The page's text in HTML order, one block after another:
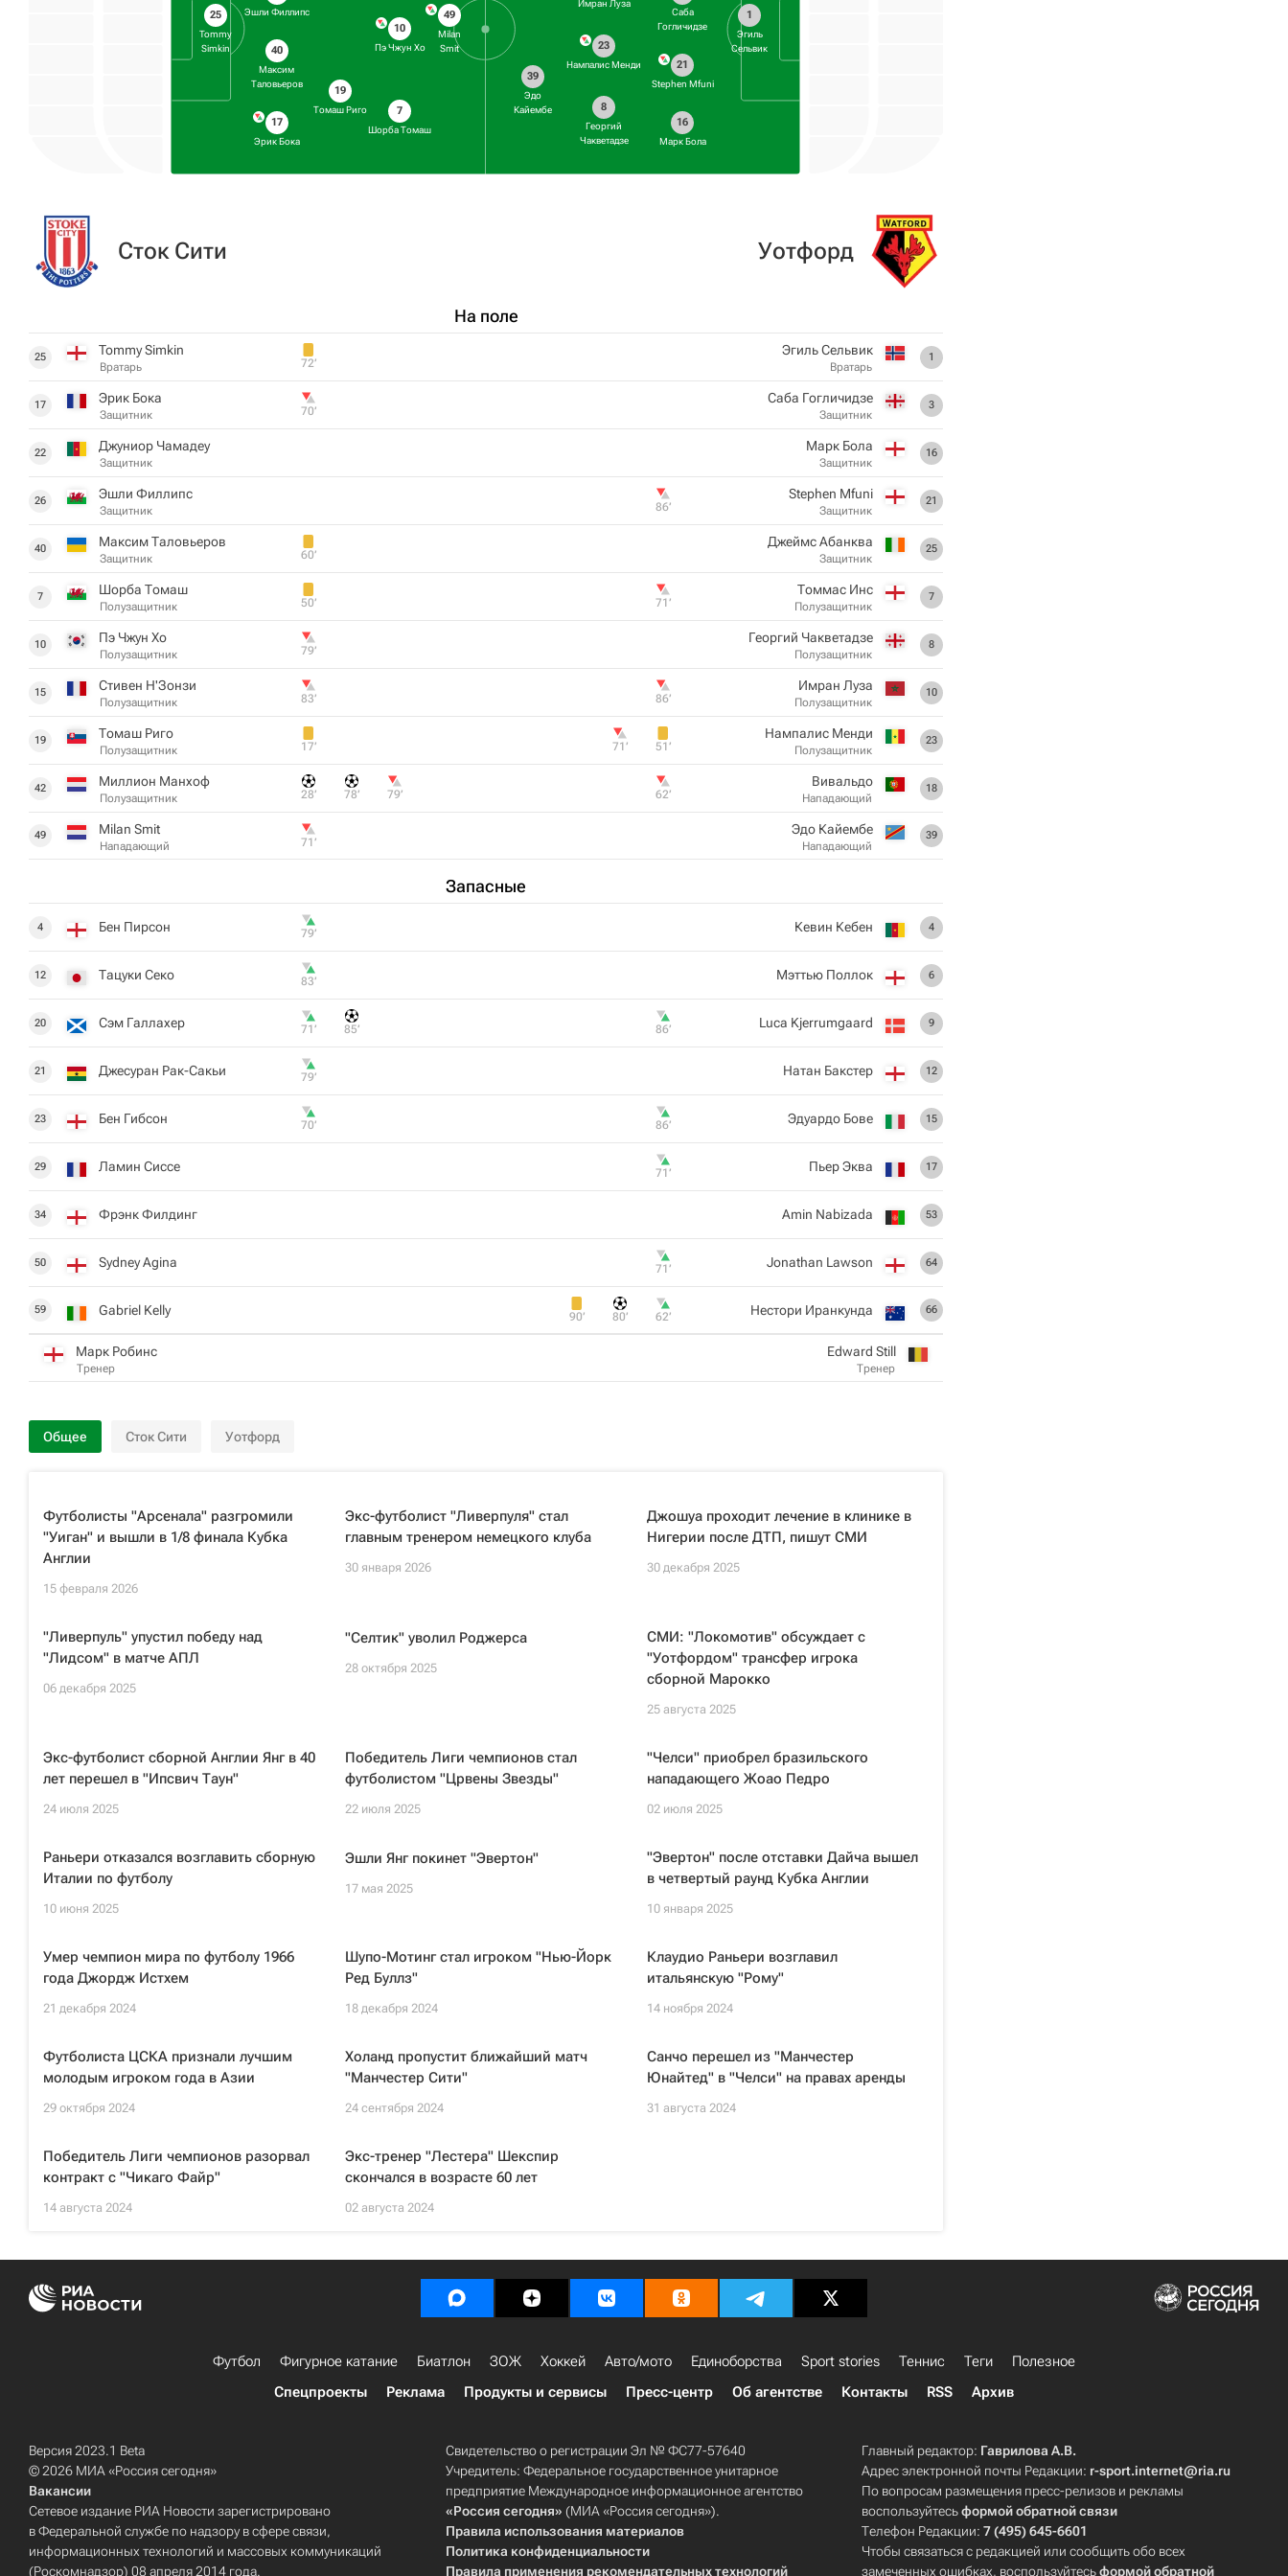
25
Tommy
Simkin
Эшли Филлипс
40
Максим
Таловьеров
17
Эрик Бока
19
Томаш Риго
10
Пэ Чжун Хо
7
Шорба Томаш
49
Milan
Smit
1
Эгиль
Сельвик
Саба
Гогличидзе
21
Stephen Mfuni
16
Марк Бола
Имран Луза
23
Нампалис Менди
8
Георгий
Чакветадзе
39
Эдо
Кайембе
Сток Сити
На поле
25 Tommy Simkin
Вратарь 72‎’‎
17 Эрик Бока
Защитник 70‎’‎
22 Джуниор Чамадеу
Защитник
26 Эшли Филлипс
Защитник
40 Максим Таловьеров
Защитник 60‎’‎
7 Шорба Томаш
Полузащитник 50‎’‎
10 Пэ Чжун Хо
Полузащитник 79‎’‎
15 Стивен Н'Зонзи
Полузащитник 83‎’‎
19 Томаш Риго
Полузащитник 17‎’‎
42 Миллион Манхоф
Полузащитник 28‎’‎ 78‎’‎ 79‎’‎
49 Milan Smit
Нападающий 71‎’‎
Запасные
4 Бен Пирсон 79‎’‎
12 Тацуки Секо 83‎’‎
20 Сэм Галлахер 71‎’‎ 85‎’‎
21 Джесуран Рак-Сакьи 79‎’‎
23 Бен Гибсон 70‎’‎
29 Ламин Сиссе
34 Фрэнк Филдинг
50 Sydney Agina
59 Gabriel Kelly
Марк Робинс
Тренер
Уотфорд
1
Эгиль Сельвик
Вратарь
3
Саба Гогличидзе
Защитник
16
Марк Бола
Защитник
21
Stephen Mfuni
Защитник
86‎’‎
25
Джеймс Абанква
Защитник
7
Томмас Инс
Полузащитник
71‎’‎
8
Георгий Чакветадзе
Полузащитник
10
Имран Луза
Полузащитник
86‎’‎
23
Нампалис Менди
Полузащитник
51‎’‎
71‎’‎
18
Вивальдо
Нападающий
62‎’‎
39
Эдо Кайембе
Нападающий
4
Кевин Кебен
6
Мэттью Поллок
9
Luca Kjerrumgaard
86‎’‎
12
Натан Бакстер
15
Эдуардо Бове
86‎’‎
17
Пьер Эква
71‎’‎
53
Amin Nabizada
64
Jonathan Lawson
71‎’‎
66
Нестори Иранкунда
62‎’‎
80‎’‎
90‎’‎
Edward Still
Тренер
Общее Сток Сити Уотфорд
Футболисты "Арсенала" разгромили
"Уиган" и вышли в 1/8 финала Кубка
Англии
15 февраля 2026
Экс-футболист "Ливерпуля" стал
главным тренером немецкого клуба
30 января 2026
Джошуа проходит лечение в клинике в
Нигерии после ДТП, пишут СМИ
30 декабря 2025
"Ливерпуль" упустил победу над
"Лидсом" в матче АПЛ
06 декабря 2025
"Селтик" уволил Роджерса
28 октября 2025
СМИ: "Локомотив" обсуждает с
"Уотфордом" трансфер игрока
сборной Марокко
25 августа 2025
Экс-футболист сборной Англии Янг в 40
лет перешел в "Ипсвич Таун"
24 июля 2025
Победитель Лиги чемпионов стал
футболистом "Црвены Звезды"
22 июля 2025
"Челси" приобрел бразильского
нападающего Жоао Педро
02 июля 2025
Раньери отказался возглавить сборную
Италии по футболу
10 июня 2025
Эшли Янг покинет "Эвертон"
17 мая 2025
"Эвертон" после отставки Дайча вышел
в четвертый раунд Кубка Англии
10 января 2025
Умер чемпион мира по футболу 1966
года Джордж Истхем
21 декабря 2024
Шупо-Мотинг стал игроком "Нью-Йорк
Ред Буллз"
18 декабря 2024
Клаудио Раньери возглавил
итальянскую "Рому"
14 ноября 2024
Футболиста ЦСКА признали лучшим
молодым игроком года в Азии
29 октября 2024
Холанд пропустит ближайший матч
"Манчестер Сити"
24 сентября 2024
Санчо перешел из "Манчестер
Юнайтед" в "Челси" на правах аренды
31 августа 2024
Победитель Лиги чемпионов разорвал
контракт с "Чикаго Файр"
14 августа 2024
Экс-тренер "Лестера" Шекспир
скончался в возрасте 60 лет
02 августа 2024
Футбол Фигурное катание Биатлон ЗОЖ Хоккей Авто/мото Единоборства Sport stories Теннис Теги
Полезное
Спецпроекты
Реклама Продукты и сервисы Пресс-центр Об агентстве Контакты RSS Архив
Версия 2023.1 Beta
© 2026 МИА «Россия сегодня»
Вакансии
Сетевое издание РИА Новости зарегистрировано
в Федеральной службе по надзору в сфере связи,
информационных технологий и массовых коммуникаций
(Роскомнадзор) 08 апреля 2014 года.
Свидетельство о регистрации Эл № ФС77-57640
Учредитель: Федеральное государственное унитарное
предприятие Международное информационное агентство
«Россия сегодня» (МИА «Россия сегодня»).
Правила использования материалов
Политика конфиденциальности
Правила применения рекомендательных технологий
Главный редактор: Гаврилова А.В.
Адрес электронной почты Редакции: r-sport.internet@ria.ru
По вопросам размещения пресс-релизов и рекламы
воспользуйтесьформой обратной связи
Телефон Редакции:7 (495) 645-6601
Чтобы связаться с редакцией или сообщить обо всех
замеченных ошибках, воспользуйтесьформой обратной